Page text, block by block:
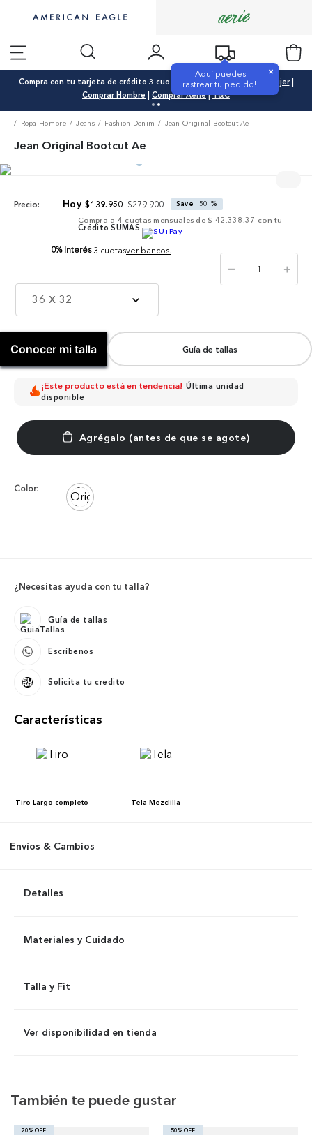
¡Aquí puedes
rastrear tu pedido!
×
Compra con tu tarjeta de crédito 3 cuotas 0% interés |Comprar Mujer|
Comprar Hombre | Comprar Aerie|T&C
Ropa Hombre Jeans Fashion Denim Jean Original Bootcut Ae
Jean Original Bootcut Ae
Precio: $139. 950 $279.900 Save 50 %
Compra a 4 cuotas mensuales de $ 42.338,37 con tu
Crédito SUMAS
0% Interés 3 cuotasver bancos.
36 X 32
＋
－
Conocer mi talla Guía de tallas
¡Este producto está en tendencia! Última unidad
disponible
Color:
¿Necesitas ayuda con tu talla?
Guía de tallas
Escríbenos
Solicita tu credito
Características
Tiro Largo completo Tela Mezclilla
Envíos & Cambios
Detalles
Materiales y Cuidado
Talla y Fit
Ver disponibilidad en tienda
También te puede gustar
20% OFF 50% OFF